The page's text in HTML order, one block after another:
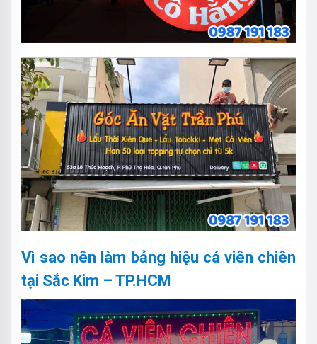
Vì sao nên làm bảng hiệu cá viên chiên
tại Sắc Kim – TP.HCM